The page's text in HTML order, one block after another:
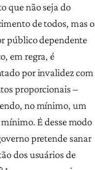
que não seja do
de todos, mas o
público dependente
em regra, é
por invalidez com
proporcionais –
no mínimo, um
É desse modo
pretende sanar
dos usuários de